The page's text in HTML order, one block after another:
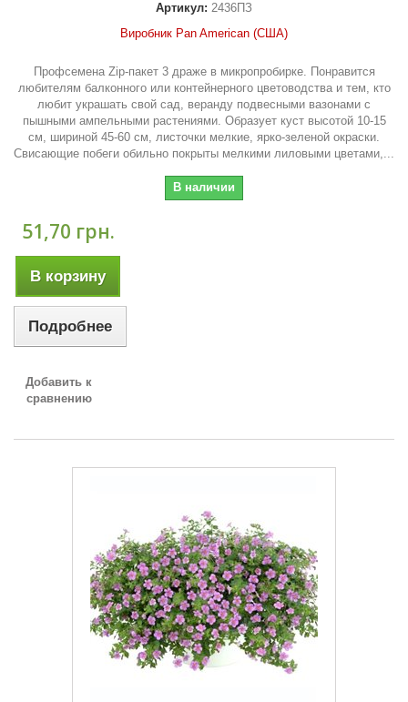
Артикул: 2436ПЗ
Виробник Pan American (США)
Профсемена Zip-пакет 3 драже в микропробирке. Понравится
любителям балконного или контейнерного цветоводства и тем, кто
любит украшать свой ​​сад, веранду подвесными вазонами с
пышными ампельными растениями. Образует куст высотой 10-15
см, шириной 45-60 см, листочки мелкие, ярко-зеленой окраски.
Свисающие побеги обильно покрыты мелкими лиловыми цветами,...
В наличии
51,70 грн.
В корзину
Подробнее
Добавить к
сравнению